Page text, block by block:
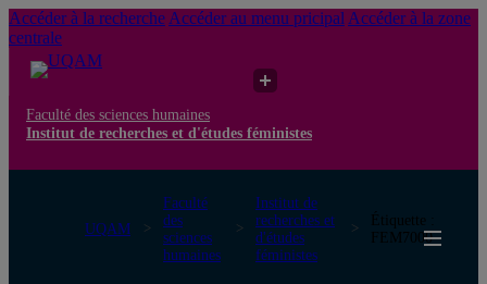
Accéder à la recherche Accéder au menu pricipal Accéder à la zone
centrale
Faculté des sciences humaines
Institut de recherches et d'études féministes
UQAM
Faculté
des
sciences
humaines
Institut de
recherches et
d'études
féministes
Étiquette :
FEM7000